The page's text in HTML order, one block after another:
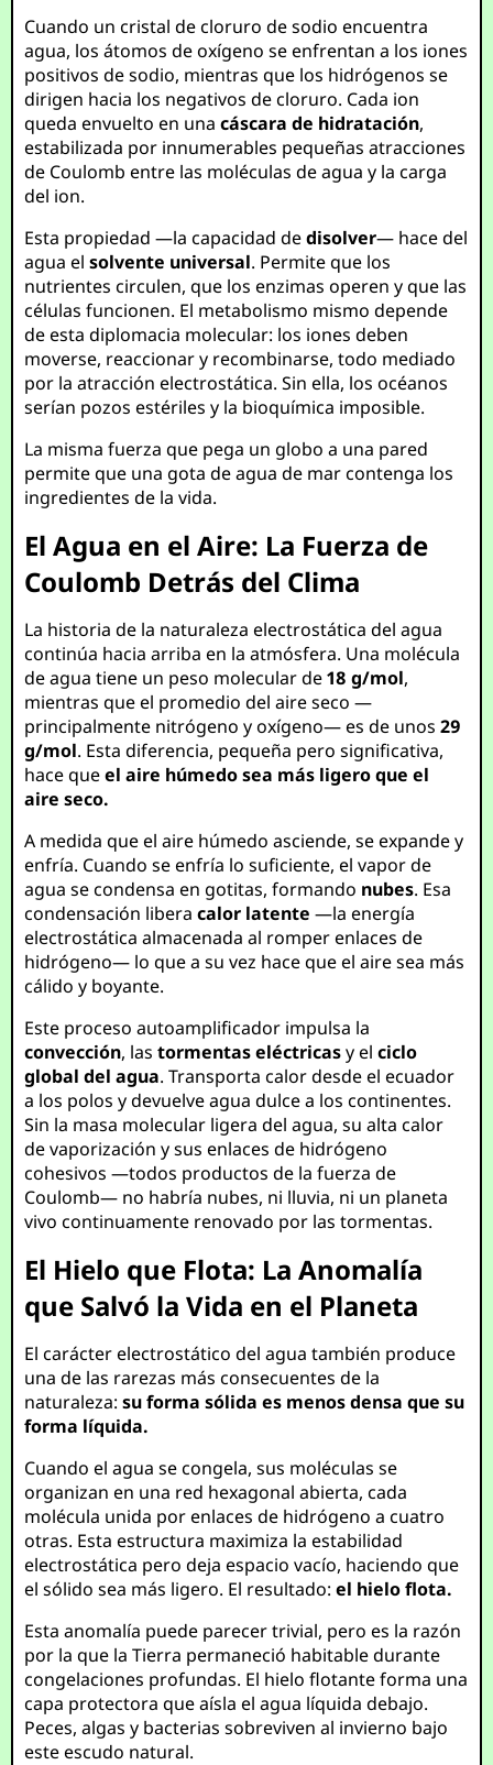
Cuando un cristal de cloruro de sodio encuentra
agua, los átomos de oxígeno se enfrentan a los iones
positivos de sodio, mientras que los hidrógenos se
dirigen hacia los negativos de cloruro. Cada ion
queda envuelto en unacáscara de hidratación,
estabilizada por innumerables pequeñas atracciones
de Coulomb entre las moléculas de agua y la carga
del ion.
Esta propiedad —la capacidad dedisolver— hace del
agua elsolvente universal. Permite que los
nutrientes circulen, que los enzimas operen y que las
células funcionen. El metabolismo mismo depende
de esta diplomacia molecular: los iones deben
moverse, reaccionar y recombinarse, todo mediado
por la atracción electrostática. Sin ella, los océanos
serían pozos estériles y la bioquímica imposible.
La misma fuerza que pega un globo a una pared
permite que una gota de agua de mar contenga los
ingredientes de la vida.
El Agua en el Aire: La Fuerza de
Coulomb Detrás del Clima
La historia de la naturaleza electrostática del agua
continúa hacia arriba en la atmósfera. Una molécula
de agua tiene un peso molecular de18 g/mol,
mientras que el promedio del aire seco —
principalmente nitrógeno y oxígeno— es de unos29
g/mol. Esta diferencia, pequeña pero significativa,
hace queel aire húmedo sea más ligero que el
aire seco.
A medida que el aire húmedo asciende, se expande y
enfría. Cuando se enfría lo suficiente, el vapor de
agua se condensa en gotitas, formando nubes. Esa
condensación liberacalor latente —la energía
electrostática almacenada al romper enlaces de
hidrógeno— lo que a su vez hace que el aire sea más
cálido y boyante.
Este proceso autoamplificador impulsa la
convección, lastormentas eléctricasy elciclo
global del agua. Transporta calor desde el ecuador
a los polos y devuelve agua dulce a los continentes.
Sin la masa molecular ligera del agua, su alta calor
de vaporización y sus enlaces de hidrógeno
cohesivos —todos productos de la fuerza de
Coulomb— no habría nubes, ni lluvia, ni un planeta
vivo continuamente renovado por las tormentas.
El Hielo que Flota: La Anomalía
que Salvó la Vida en el Planeta
El carácter electrostático del agua también produce
una de las rarezas más consecuentes de la
naturaleza:su forma sólida es menos densa que su
forma líquida.
Cuando el agua se congela, sus moléculas se
organizan en una red hexagonal abierta, cada
molécula unida por enlaces de hidrógeno a cuatro
otras. Esta estructura maximiza la estabilidad
electrostática pero deja espacio vacío, haciendo que
el sólido sea más ligero. El resultado:el hielo flota.
Esta anomalía puede parecer trivial, pero es la razón
por la que la Tierra permaneció habitable durante
congelaciones profundas. El hielo flotante forma una
capa protectora que aísla el agua líquida debajo.
Peces, algas y bacterias sobreviven al invierno bajo
este escudo natural.